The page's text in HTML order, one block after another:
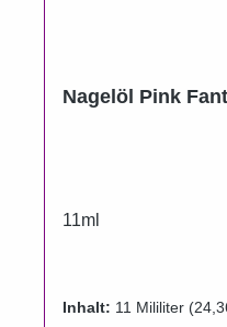
Nagelöl Pink
11ml
Inhalt: 11 Mililiter